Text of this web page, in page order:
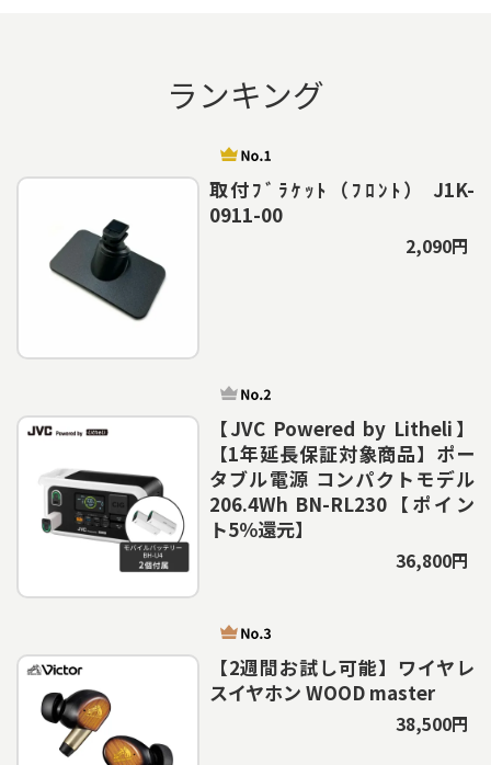
ランキング
取付ﾌﾞﾗｹｯﾄ（ﾌﾛﾝﾄ） J1K-
0911-00
2,090円
【JVC Powered by Litheli】
【1年延長保証対象商品】ポー
タブル電源 コンパクトモデル
206.4Wh BN-RL230【ポイン
ト5％還元】
36,800円
【2週間お試し可能】ワイヤレ
スイヤホン WOOD master
38,500円